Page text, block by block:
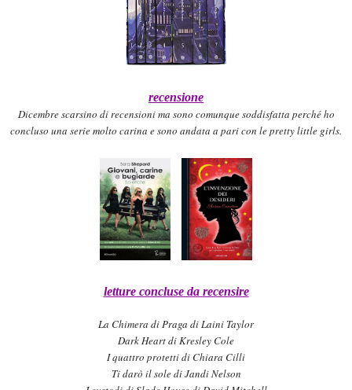
recensione
Dicembre scarsino di recensionima sono comunque soddisfatta perché ho
concluso una serie molto carina esono andata a pari con le pretty little girls.
letture concluse da recensire
La Chimera di Praga di Laini Taylor
Dark Heart di Kresley Cole
I quattro protetti di Chiara Cilli
Ti darò il sole di Jandi Nelson